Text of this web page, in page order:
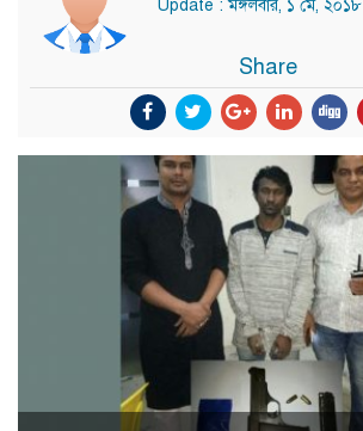
Update : মঙ্গলবার, ১ মে, ২০১৮
Share